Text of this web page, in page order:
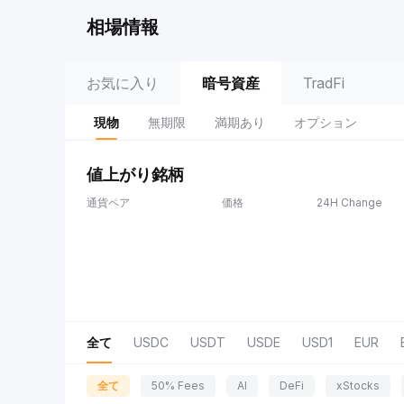
相場情報
お気に入り 暗号資産 TradFi
現物 無期限 満期あり オプション
値上がり銘柄
通貨ペア 価格 24H Change
全て USDC USDT USDE USD1 EUR
全て 50% Fees AI DeFi xStocks